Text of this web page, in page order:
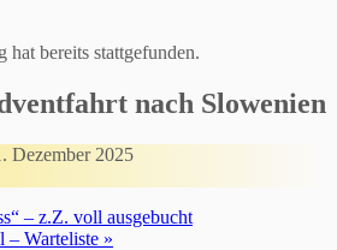
hat bereits stattgefunden.
nach Slowenien
Dezember 2025
– z.Z. voll ausgebucht
– Warteliste »